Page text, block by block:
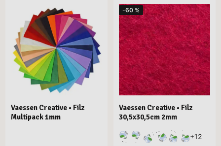
Vaessen Creative • Filz
Multipack 1mm
-60 %
Vaessen Creative • Filz
30,5x30,5cm 2mm
+12